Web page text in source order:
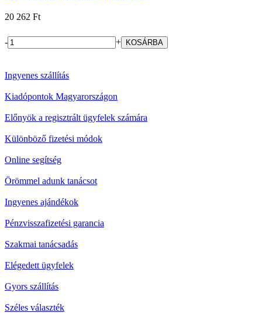
20 262 Ft
- +
Ingyenes szállítás
Kiadópontok Magyarországon
Előnyök a regisztrált ügyfelek számára
Különböző fizetési módok
Online segítség
Örömmel adunk tanácsot
Ingyenes ajándékok
Pénzvisszafizetési garancia
Szakmai tanácsadás
Elégedett ügyfelek
Gyors szállítás
Széles választék